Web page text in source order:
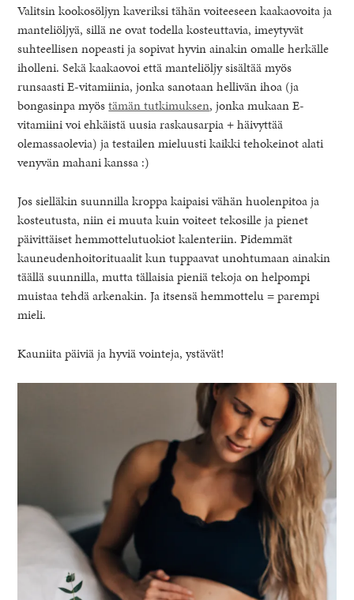
Valitsin kookosöljyn kaveriksi tähän voiteeseen kaakaovoita ja
manteliöljyä, sillä ne ovat todella kosteuttavia, imeytyvät
suhteellisen nopeasti ja sopivat hyvin ainakin omalle herkälle
iholleni. Sekä kaakaovoi että manteliöljy sisältää myös
runsaasti E-vitamiinia, jonka sanotaan hellivän ihoa (ja
bongasinpa myöstämän tutkimuksen, jonka mukaan E-
vitamiini voi ehkäistä uusia raskausarpia + häivyttää
olemassaolevia) ja testailen mieluusti kaikki tehokeinot alati
venyvän mahani kanssa :)
Jos sielläkin suunnilla kroppa kaipaisi vähän huolenpitoa ja
kosteutusta, niin ei muuta kuin voiteet tekosille ja pienet
päivittäiset hemmottelutuokiot kalenteriin. Pidemmät
kauneudenhoitorituaalit kun tuppaavat unohtumaan ainakin
täällä suunnilla, mutta tällaisia pieniä tekoja on helpompi
muistaa tehdä arkenakin. Ja itsensä hemmottelu = parempi
mieli.
Kauniita päiviä ja hyviä vointeja, ystävät!